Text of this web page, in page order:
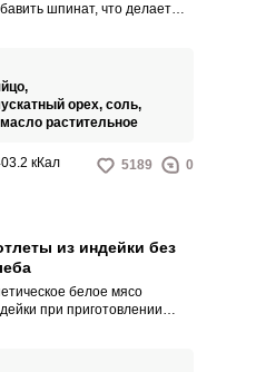
шпинат, что делает
и замороженный.
орех, соль,
масло растительное
кКал 5189 0
из индейки без
белое мясо
при приготовлении